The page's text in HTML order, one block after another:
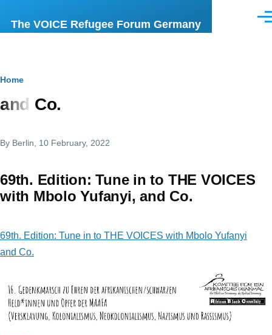
The VOICE Refugee Forum Germany
Breadcrumb
Home
and Co.
By Berlin , 10 February, 2022
69th. Edition: Tune in to THE VOICES
with Mbolo Yufanyi, and Co.
69th. Edition: Tune in to THE VOICES with Mbolo Yufanyi
and Co.